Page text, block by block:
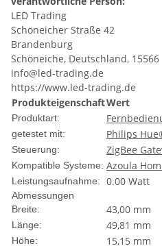
LED Trading
Schöneicher Straße 42
Brandenburg
Schöneiche, Deutschland, 15566
info@led-trading.de
https://www.led-trading.de
ProdukteigenschaftWert
Produktart:
getestet mit: Philips
Steuerung: ZigBee
Kompatible Systeme: Azoula
Leistungsaufnahme: 0.00 Watt
Abmessungen
Breite:
43,00 mm
Länge: 49,81 mm
Höhe: 15,15 mm